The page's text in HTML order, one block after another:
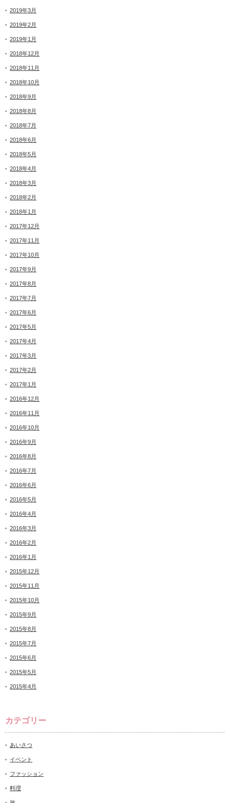
2019年3月
2019年2月
2019年1月
2018年12月
2018年11月
2018年10月
2018年9月
2018年8月
2018年7月
2018年6月
2018年5月
2018年4月
2018年3月
2018年2月
2018年1月
2017年12月
2017年11月
2017年10月
2017年9月
2017年8月
2017年7月
2017年6月
2017年5月
2017年4月
2017年3月
2017年2月
2017年1月
2016年12月
2016年11月
2016年10月
2016年9月
2016年8月
2016年7月
2016年6月
2016年5月
2016年4月
2016年3月
2016年2月
2016年1月
2015年12月
2015年11月
2015年10月
2015年9月
2015年8月
2015年7月
2015年6月
2015年5月
2015年4月
カテゴリー
あいさつ
イベント
ファッション
料理